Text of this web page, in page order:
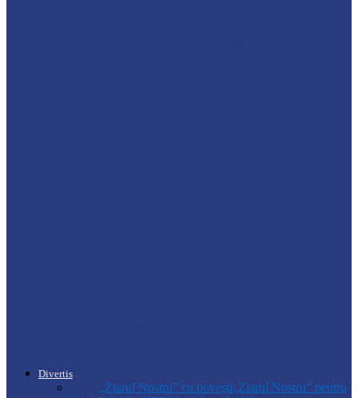
Divertis
,,Ziarul Nostru” cu povești„Ziarul Nostru” pentru